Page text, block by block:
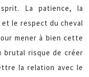
La patience, la
et le respect du cheval
mener à bien cette
brutal risque de créer
la relation avec le